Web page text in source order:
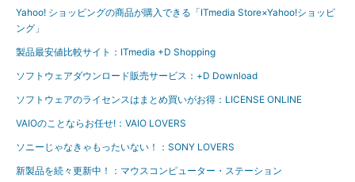
Yahoo! ショッピングの商品が購入できる「ITmedia Store×Yahoo!ショッピ
ング」
製品最安値比較サイト：ITmedia +D Shopping
ソフトウェアダウンロード販売サービス：+D Download
ソフトウェアのライセンスはまとめ買いがお得：LICENSE ONLINE
VAIOのことならお任せ!：VAIO LOVERS
ソニーじゃなきゃもったいない！：SONY LOVERS
新製品を続々更新中！：マウスコンピューター・ステーション